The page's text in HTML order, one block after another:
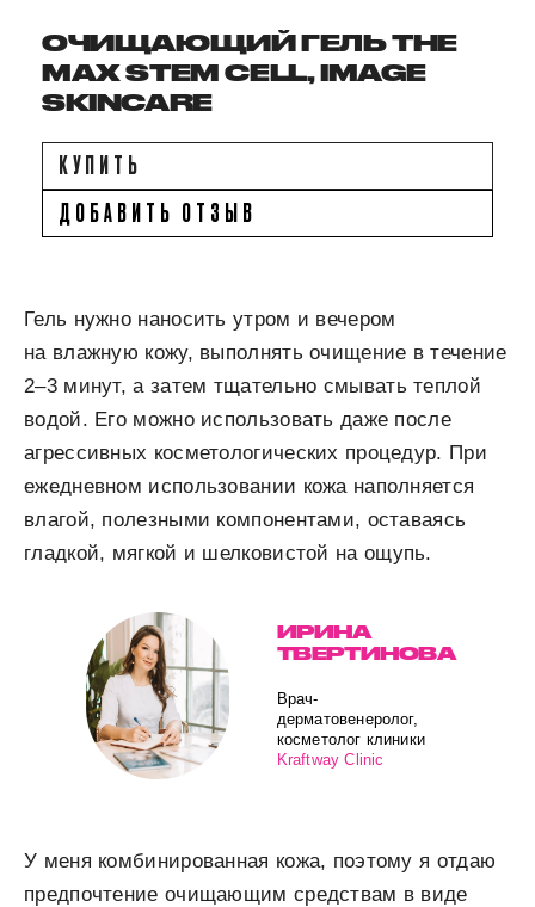
ОЧИЩАЮЩИЙ ГЕЛЬ THE
MAX STEM CELL, IMAGE
SKINCARE
КУПИТЬ
ДОБАВИТЬ ОТЗЫВ
Гель нужно наносить утром и вечером
на влажную кожу, выполнять очищение в течение
2–3 минут, а затем тщательно смывать теплой
водой. Его можно использовать даже после
агрессивных косметологических процедур. При
ежедневном использовании кожа наполняется
влагой, полезными компонентами, оставаясь
гладкой, мягкой и шелковистой на ощупь.
ИРИНА
ТВЕРТИНОВА
Врач-
дерматовенеролог,
косметолог клиники
Kraftway Clinic
У меня комбинированная кожа, поэтому я отдаю
предпочтение очищающим средствам в виде